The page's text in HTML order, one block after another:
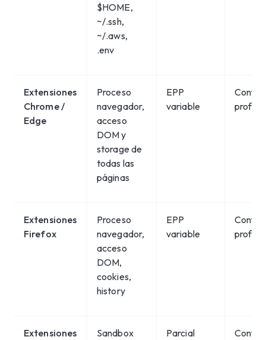
$HOME,
~/.ssh,
~/.aws,
.env
Extensiones
Chrome /
Edge
Proceso
navegador,
acceso
DOM y
storage de
todas las
páginas
EPP
variable
profile
Extensiones
Firefox
Proceso
navegador,
acceso
DOM,
cookies,
history
EPP
variable
profile
Extensiones
Sandbox
Parcial